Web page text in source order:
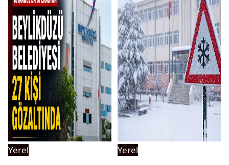
Yerel
Yerel